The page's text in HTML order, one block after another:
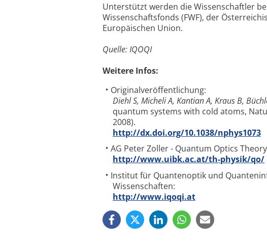
Unterstützt werden die Wissenschaftler
Wissenschaftsfonds (FWF), der
Europäischen Union.
Quelle: IQOQI
Weitere Infos:
Originalveröffentlichung:
Diehl S, Micheli A, Kantian A, Kraus B,
quantum systems with cold atoms,
2008).
http://dx.doi.org/10.1038/nphys1073
AG Peter Zoller - Quantum Optics
http://www.uibk.ac.at/th-physik/qo/
Institut für Quantenoptik und
Wissenschaften:
http://www.iqoqi.at